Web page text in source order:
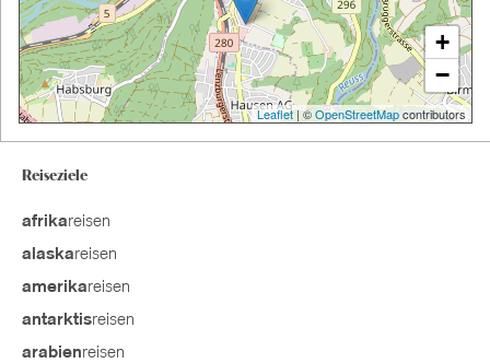
+
−
Leaflet| ©OpenStreetMapcontributors
Reiseziele
afrikareisen
alaskareisen
amerikareisen
antarktisreisen
arabienreisen